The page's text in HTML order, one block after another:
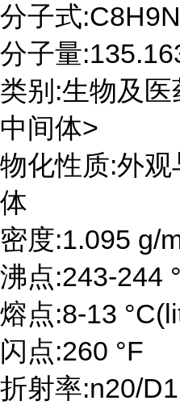
分子式
分子量
类别:生物及
中间体>
物化性质:外
体
密度:1.095 g/
沸点:243-244
熔点:8-13
闪点:260 °F
折射率:n20/